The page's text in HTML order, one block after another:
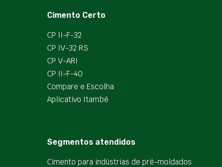
Cimento Certo
CP II-F-32
CP IV-32 RS
CP V-ARI
CP II-F-40
Compare e Escolha
Aplicativo Itambé
Segmentos atendidos
Cimento para indústrias de pré-moldados